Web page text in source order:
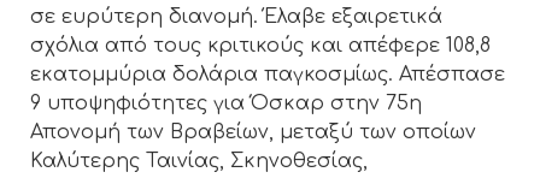
σε ευρύτερη διανομή. Έλαβε εξαιρετικά
σχόλια από τους κριτικούς και απέφερε 108,8
εκατομμύρια δολάρια παγκοσμίως. Απέσπασε
9 υποψηφιότητες για Όσκαρ στην 75η
Απονομή των Βραβείων, μεταξύ των οποίων
Καλύτερης Ταινίας, Σκηνοθεσίας,